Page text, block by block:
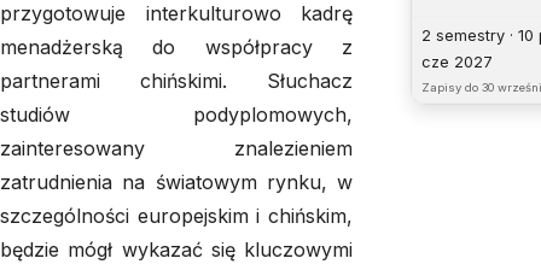
2 semestry ·
cze 2027
Zapisy do 30
przygotowuje interkulturowo kadrę
menadżerską do współpracy z
partnerami chińskimi. Słuchacz
studiów podyplomowych,
zainteresowany znalezieniem
zatrudnienia na światowym rynku, w
szczególności europejskim i chińskim,
będzie mógł wykazać się kluczowymi